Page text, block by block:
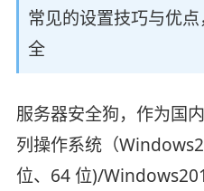
常见的设置技巧与优
全
服务器安全狗，作为国
列操作系统（
位、64 位)/